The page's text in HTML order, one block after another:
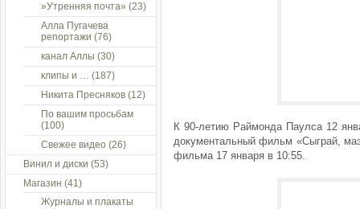
К 90-летию Раймонда Паулса 12
документальный фильм «Сыграй,
фильма 17 января в 10:55.
»Утренняя почта» (23)
Алла Пугачева
репортажи (76)
канал Аллы (30)
клипы и … (187)
Никита Пресняков (12)
По вашим просьбам
(100)
Свежее видео (26)
Винил и диски (53)
Магазин (41)
Журналы и плакаты